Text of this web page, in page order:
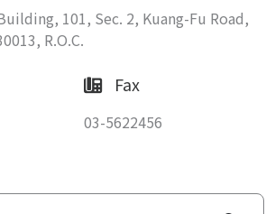
101, Sec. 2, Kuang-Fu Road,
R.O.C.
Fax
03-5622456